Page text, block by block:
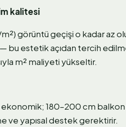
kalitesi
görüntü geçişi o kadar az
bu estetik açıdan tercih
m² maliyeti yükseltir.
180–200 cm balkon
ve yapısal destek gerektirir.